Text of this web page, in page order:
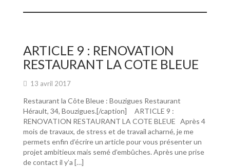
e
o
o
k
itt ta
er
ARTICLE 9 : RENOVATION
RESTAURANT LA COTE BLEUE
13 avril 2017
Restaurant la Côte Bleue : Bouzigues Restaurant
Hérault, 34, Bouzigues.[/caption] ARTICLE 9 :
RENOVATION RESTAURANT LA COTE BLEUE Après 4
mois de travaux, de stress et de travail acharné, je me
permets enfin d’écrire un article pour vous présenter un
projet ambitieux mais semé d’embûches. Après une prise
de contact il y’a […]